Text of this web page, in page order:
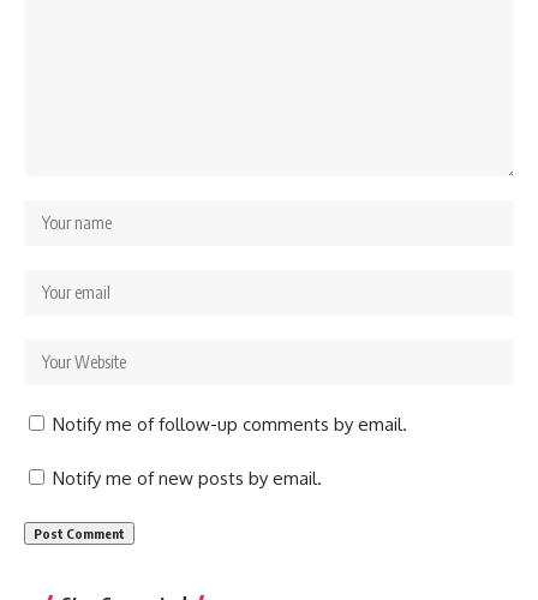
Notify me of follow-up comments by email.
Notify me of new posts by email.